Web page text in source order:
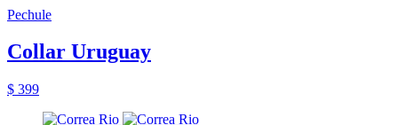
Pechule
Collar Uruguay
$ 399